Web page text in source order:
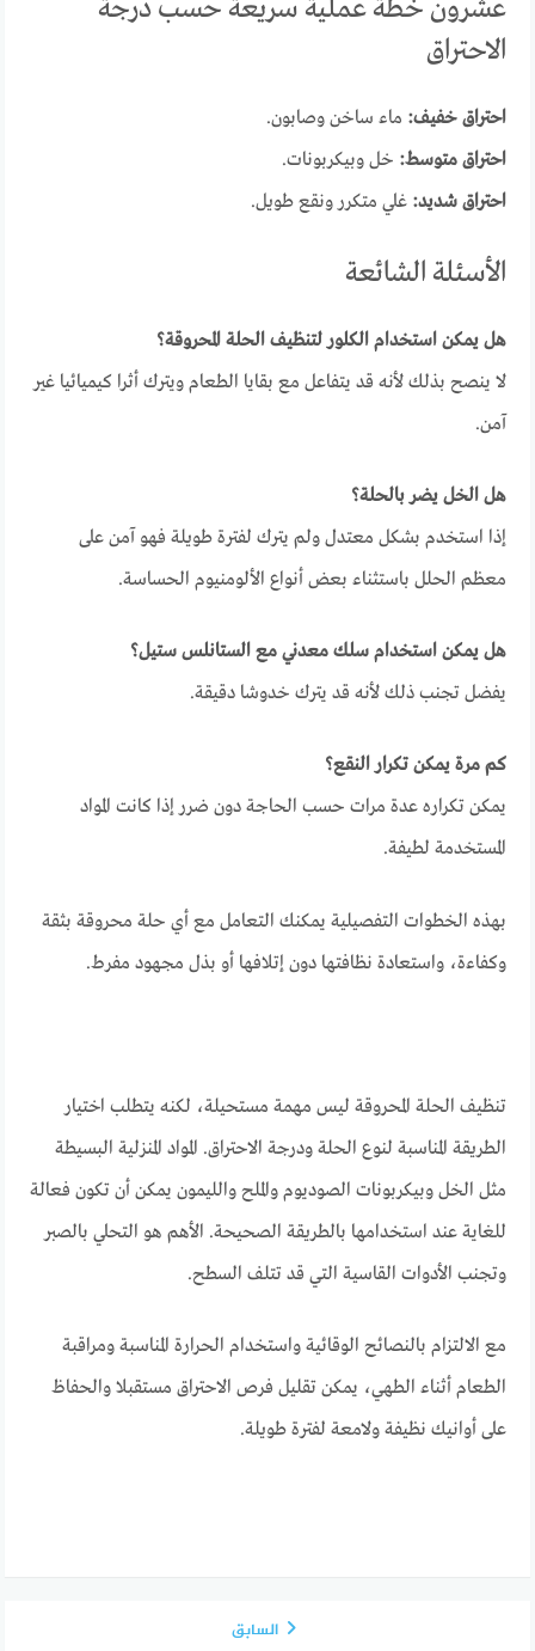
عشرون خطة عملية سريعة حسب درجة
الاحتراق
احتراق خفيف: ماء ساخن وصابون.
احتراق متوسط: خل وبيكربونات.
احتراق شديد: غلي متكرر ونقع طويل.
الأسئلة الشائعة
هل يمكن استخدام الكلور لتنظيف الحلة المحروقة؟
لا ينصح بذلك لأنه قد يتفاعل مع بقايا الطعام ويترك أثرا كيميائيا غير
آمن.
هل الخل يضر بالحلة؟
إذا استخدم بشكل معتدل ولم يترك لفترة طويلة فهو آمن على
معظم الحلل باستثناء بعض أنواع الألومنيوم الحساسة.
هل يمكن استخدام سلك معدني مع الستانلس ستيل؟
يفضل تجنب ذلك لأنه قد يترك خدوشا دقيقة.
كم مرة يمكن تكرار النقع؟
يمكن تكراره عدة مرات حسب الحاجة دون ضرر إذا كانت المواد
المستخدمة لطيفة.
بهذه الخطوات التفصيلية يمكنك التعامل مع أي حلة محروقة بثقة
وكفاءة، واستعادة نظافتها دون إتلافها أو بذل مجهود مفرط.
تنظيف الحلة المحروقة ليس مهمة مستحيلة، لكنه يتطلب اختيار
الطريقة المناسبة لنوع الحلة ودرجة الاحتراق. المواد المنزلية البسيطة
مثل الخل وبيكربونات الصوديوم والملح والليمون يمكن أن تكون فعالة
للغاية عند استخدامها بالطريقة الصحيحة. الأهم هو التحلي بالصبر
وتجنب الأدوات القاسية التي قد تتلف السطح.
مع الالتزام بالنصائح الوقائية واستخدام الحرارة المناسبة ومراقبة
الطعام أثناء الطهي، يمكن تقليل فرص الاحتراق مستقبلا والحفاظ
على أوانيك نظيفة ولامعة لفترة طويلة.
السابق